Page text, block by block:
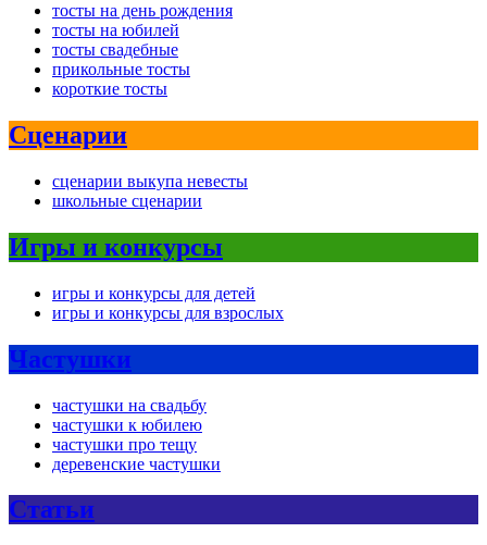
тосты на день рождения
тосты на юбилей
тосты свадебные
прикольные тосты
короткие тосты
Сценарии
сценарии выкупа невесты
школьные сценарии
Игры и конкурсы
игры и конкурсы для детей
игры и конкурсы для взрослых
Частушки
частушки на свадьбу
частушки к юбилею
частушки про тещу
деревенские частушки
Статьи